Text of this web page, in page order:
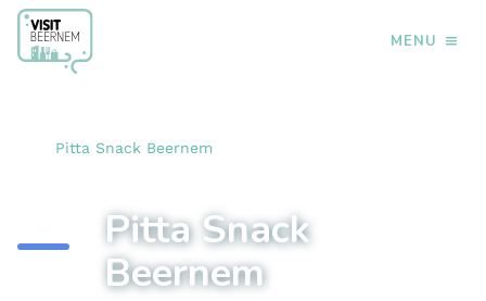
MENU
Pitta Snack Beernem
Pitta Snack
Beernem